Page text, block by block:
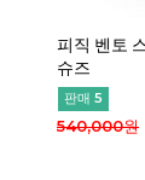
피직 벤토
슈즈
판매 5
540,000원